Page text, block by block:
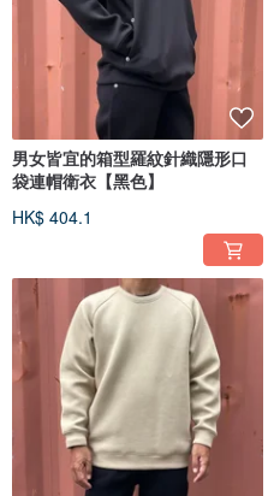
男女皆宜的箱型羅紋針織隱形口
袋連帽衛衣【黑色】
HK$ 404.1